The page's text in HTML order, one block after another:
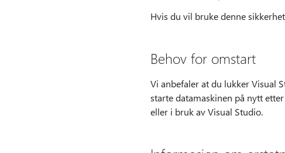
Hvis du vil bruke denne
Behov for omstart
Vi anbefaler at du lukker Visual
starte datamaskinen på nytt
eller i bruk av Visual Studio.